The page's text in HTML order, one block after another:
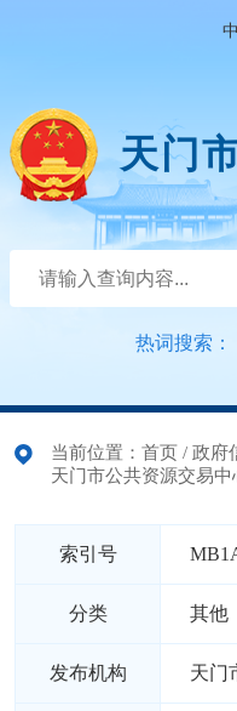
天门
热词搜索：
当前位置： 首页 / 政府
天门市公共资源交易中
索引号
分类 其他
发布机构 天门